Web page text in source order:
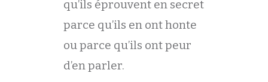
qu’ils éprouvent en secret
parce qu’ils en ont honte
ou parce qu’ils ont peur
d’en parler.